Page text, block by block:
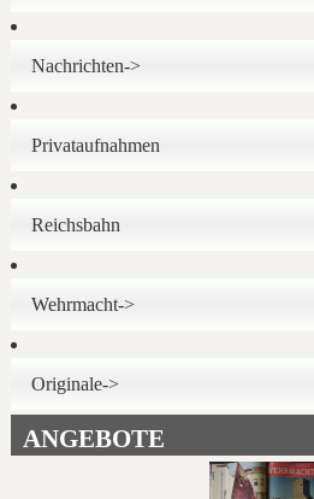
Nachrichten->
Privataufnahmen
Reichsbahn
Wehrmacht->
Originale->
ANGEBOTE